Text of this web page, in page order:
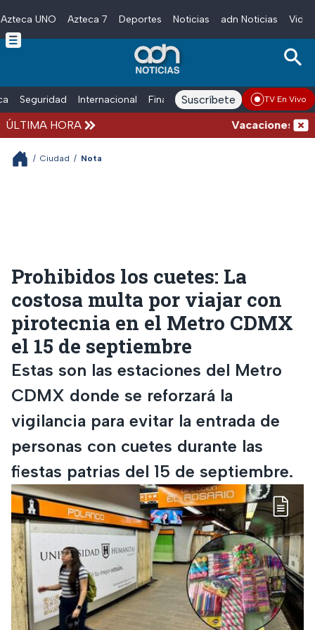
Skip to main content
Azteca UNO Azteca 7 Deportes Noticias adn Noticias
Seguridad Internacional Finanzas adn Noticias Radio
Suscríbete TV En Vivo
ÚLTIMA HORA Vacaciones de
/ Ciudad / Nota
Prohibidos los cuetes: La
costosa multa por viajar con
pirotecnia en el Metro CDMX
el 15 de septiembre
Estas son las estaciones del Metro
CDMX donde se reforzará la
vigilancia para evitar la entrada de
personas con cuetes durante las
fiestas patrias del 15 de septiembre.